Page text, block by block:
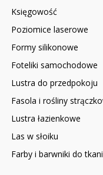
Księgowość
Poziomice laserowe
Formy silikonowe
Foteliki samochodowe
Lustra do przedpokoju
Fasola i rośliny
Lustra łazienkowe
Las w słoiku
Farby i barwniki do